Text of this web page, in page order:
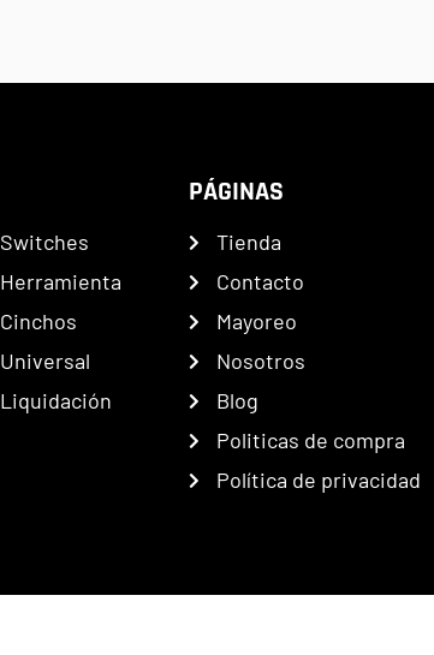
Switches
Herramienta
Cinchos
Universal
Liquidación
PÁGINAS
Tienda
Contacto
Mayoreo
Nosotros
Blog
Politicas de compra
Política de privacidad